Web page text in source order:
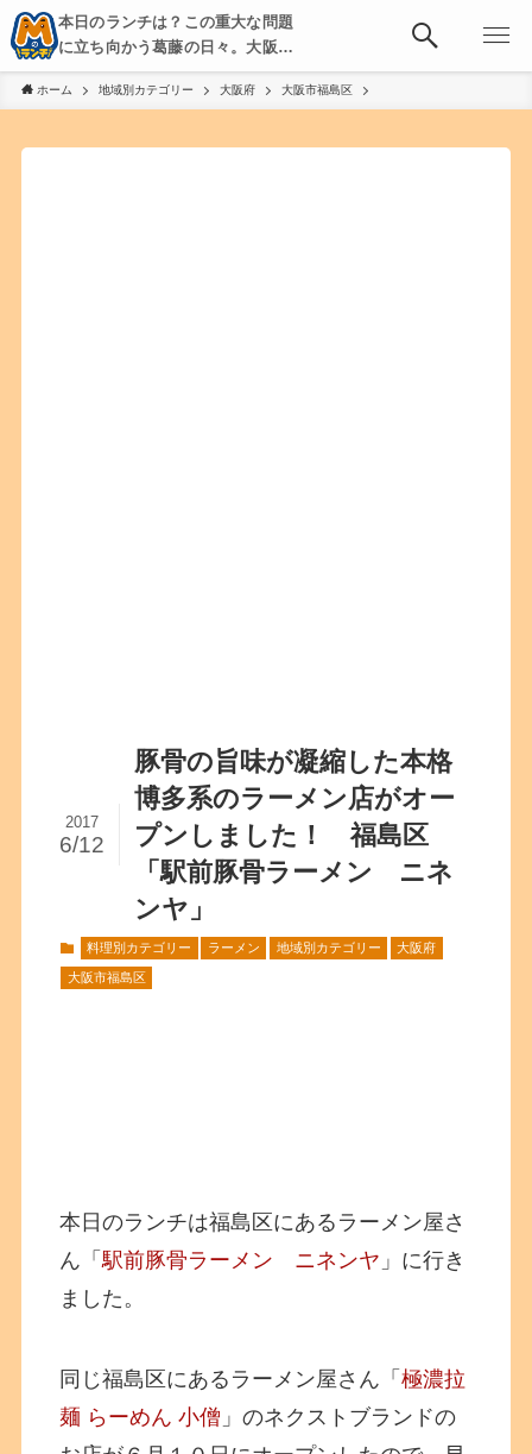
本日のランチは？この重大な問題
に立ち向かう葛藤の日々。大阪・
京都・神戸を中心とした食べ歩
き、飲み歩きを綴る。
ホーム 地域別カテゴリー 大阪府 大阪市福島区
豚骨の旨味が凝縮した本格
博多系のラーメン店がオー
プンしました！ 福島区
「駅前豚骨ラーメン ニネ
ンヤ」
2017
6/12
料理別カテゴリー ラーメン 地域別カテゴリー 大阪府
大阪市福島区
本日のランチは福島区にあるラーメン屋さ
ん「駅前豚骨ラーメン ニネンヤ 」に行き
ました。
同じ福島区にあるラーメン屋さん「極濃拉
麺 らーめん 小僧 」のネクストブランドの